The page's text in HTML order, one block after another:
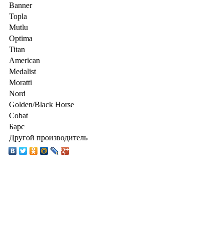
Banner
Topla
Mutlu
Optima
Titan
American
Medalist
Moratti
Nord
Golden/Black Horse
Cobat
Барс
Другой производитель